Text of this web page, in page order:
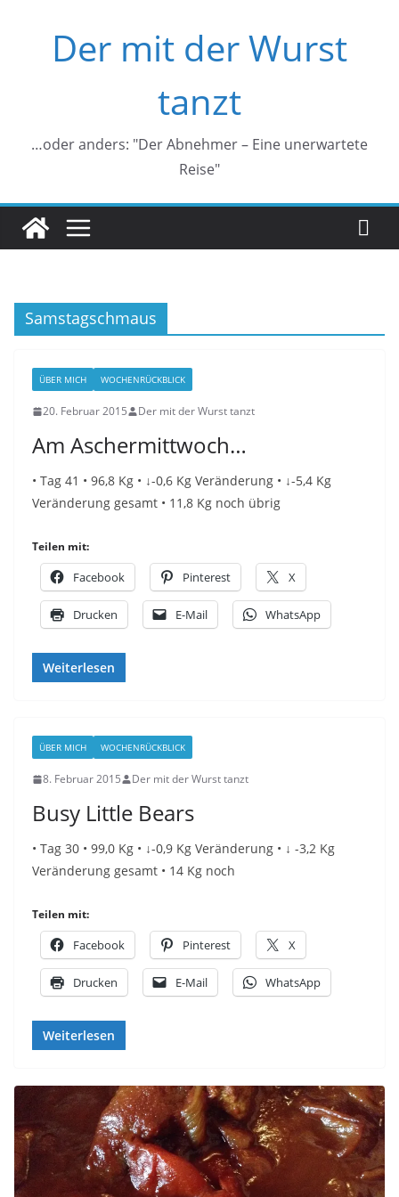
springenDer mit der Wurst
tanzt
…oder anders: "Der Abnehmer – Eine unerwartete
Reise"
Samstagschmaus
ÜBER MICH WOCHENRÜCKBLICK
20. Februar 2015 Der mit der Wurst tanzt
Am Aschermittwoch…
• Tag 41 • 96,8 Kg • ↓-0,6 Kg Veränderung • ↓-5,4 Kg
Veränderung gesamt • 11,8 Kg noch übrig
Teilen mit:
Facebook Pinterest X
Drucken E-Mail WhatsApp
Weiterlesen
ÜBER MICH WOCHENRÜCKBLICK
8. Februar 2015 Der mit der Wurst tanzt
Busy Little Bears
• Tag 30 • 99,0 Kg • ↓-0,9 Kg Veränderung • ↓ -3,2 Kg
Veränderung gesamt • 14 Kg noch
Teilen mit:
Facebook Pinterest X
Drucken E-Mail WhatsApp
Weiterlesen